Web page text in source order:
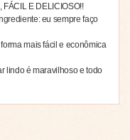
FÁCIL E DELICIOSO!!
eu sempre faço
mais fácil e econômica
lindo é maravilhoso e todo